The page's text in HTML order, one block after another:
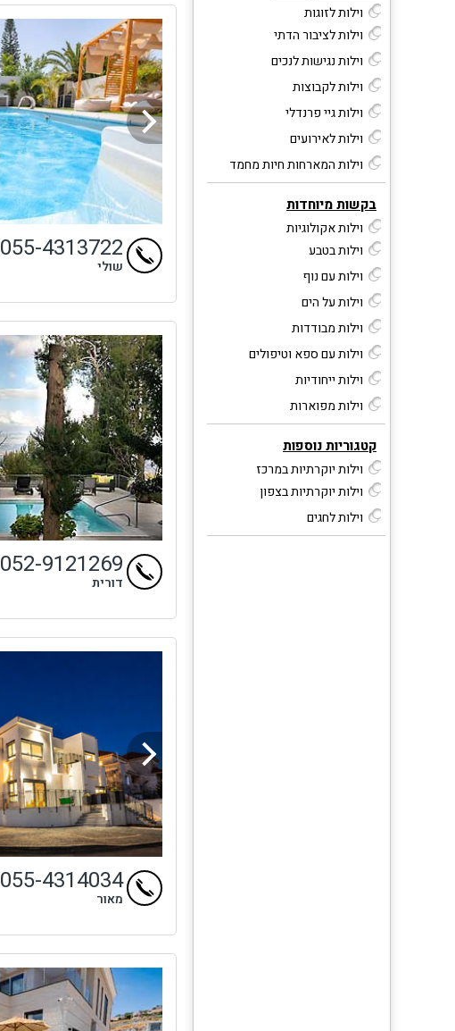
וילות לזוגות
וילות לציבור הדתי
וילות נגישות לנכים
וילות לקבוצות
וילות גיי פרנדלי
וילות לאירועים
וילות המארחות חיות מחמד
בקשות מיוחדות
וילות אקולוגיות
וילות בטבע
וילות עם נוף
וילות על הים
וילות מבודדות
וילות עם ספא וטיפולים
וילות ייחודיות
וילות מפוארות
קטגוריות נוספות
וילות יוקרתיות במרכז
וילות יוקרתיות בצפון
וילות לחגים
055-4313722
שולי
052-9121269
דורית
055-4314034
מאור